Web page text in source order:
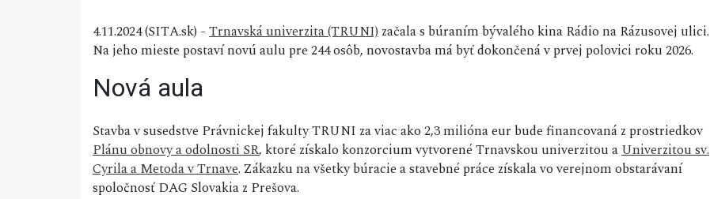
4.11.2024 (SITA.sk) -Trnavská univerzita (TRUNI)začala s búraním bývalého kina Rádio na Rázusovej ulici.
Na jeho mieste postaví novú aulu pre 244 osôb, novostavba má byť dokončená v prvej polovici roku 2026.
Nová aula
Stavba v susedstve Právnickej fakulty TRUNI za viac ako 2,3 milióna eur bude financovaná z prostriedkov
Plánu obnovy a odolnosti SR, ktoré získalo konzorcium vytvorené Trnavskou univerzitou aUniverzitou sv.
Cyrila a Metoda v Trnave. Zákazku na všetky búracie a stavebné práce získala vo verejnom obstarávaní
spoločnosť DAG Slovakia z Prešova.